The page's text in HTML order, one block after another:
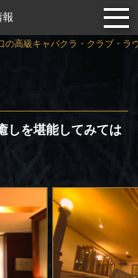
の高級キャバクラ・クラブ・ラ
しを堪能してみては